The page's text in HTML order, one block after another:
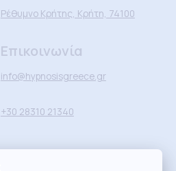
Ρέθυμνο Κρήτης, Κρήτη, 74100
Επικοινωνία
info@hypnosisgreece.gr
+30 28310 21340